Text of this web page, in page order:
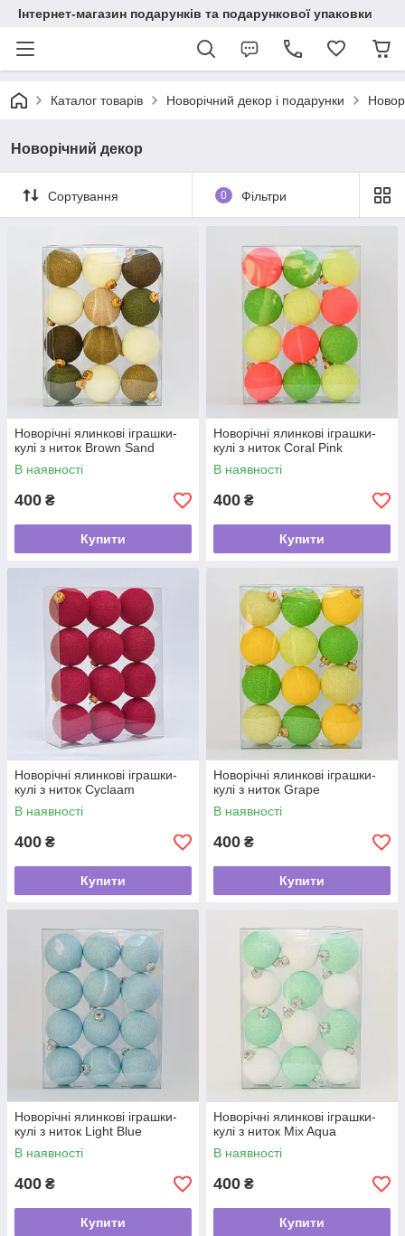
Інтернет-магазин подарунків та подарункової упаковки
Каталог товарів Новорічний декор і подарунки
Новорічний декор
Сортування 0 Фільтри
Новорічні ялинкові іграшки-
кулі з ниток Brown Sand
В наявності
400 ₴
Купити
Новорічні ялинкові іграшки-
кулі з ниток Coral Pink
В наявності
400 ₴
Купити
Новорічні ялинкові іграшки-
кулі з ниток Cyclaam
В наявності
400 ₴
Купити
Новорічні ялинкові іграшки-
кулі з ниток Grape
В наявності
400 ₴
Купити
Новорічні ялинкові іграшки-
кулі з ниток Light Blue
В наявності
400 ₴
Купити
Новорічні ялинкові іграшки-
кулі з ниток Mix Aqua
В наявності
400 ₴
Купити